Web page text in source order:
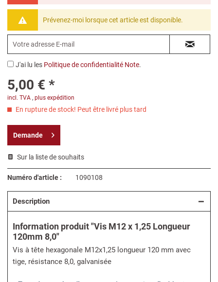
Prévenez-moi lorsque cet article est disponible.
J'ai lu les Politique de confidentialité Note.
5,00 € *
incl. TVA , plus expédition
En rupture de stock! Peut être livré plus tard
Demande
Sur la liste de souhaits
Numéro d'article : 1090108
Description
Information produit "Vis M12 x 1,25 Longueur
120mm 8,0"
Vis à tête hexagonale M12x1,25 longueur 120 mm avec
tige, résistance 8,0, galvanisée